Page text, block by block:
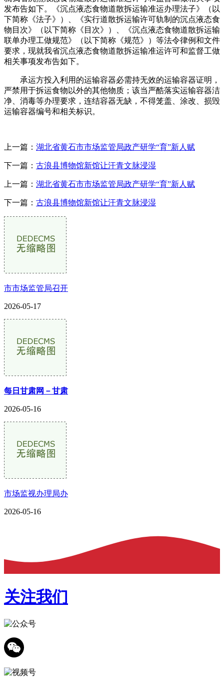
发布告如下。《沉点液态食物道散拆运输准运办理法子》（以
下简称《法子》）、《实行道散拆运输许可轨制的沉点液态食
物目次》（以下简称《目次》）、《沉点液态食物道散拆运输
联单办理工做规范》（以下简称《规范》）等法令律例和文件
要求，现就我省沉点液态食物道散拆运输准运许可和监督工做
相关事项发布告如下。
承运方投入利用的运输容器必需持无效的运输容器证明，
严禁用于拆运食物以外的其他物质；该当严酷落实运输容器洁
净、消毒等办理要求，连结容器无缺，不得笼盖、涂改、损毁
运输容器编号和相关标识。
上一篇： 湖北省黄石市市场监管局政产研学“育”新人赋
下一篇： 古浪县博物馆新馆让汗青文脉浸湿
上一篇： 湖北省黄石市市场监管局政产研学“育”新人赋
下一篇： 古浪县博物馆新馆让汗青文脉浸湿
市市场监管局召开
2026-05-17
每日甘肃网－甘肃
2026-05-16
市场监视办理局办
2026-05-16
关注我们